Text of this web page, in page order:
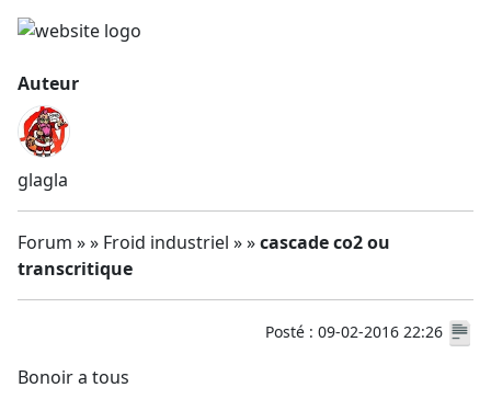
Auteur
glagla
Forum » » Froid industriel » »cascade co2 ou
transcritique
Posté : 09-02-2016 22:26
Bonoir a tous